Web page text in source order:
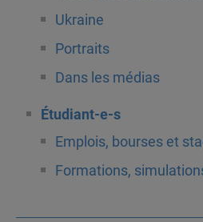
Ukraine
Portraits
Dans les médias
Étudiant-e-s
Emplois, bourses et
Formations,